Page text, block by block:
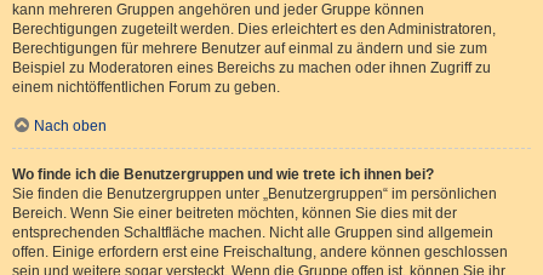
kann mehreren Gruppen angehören und jeder Gruppe können
Berechtigungen zugeteilt werden. Dies erleichtert es den Administratoren,
Berechtigungen für mehrere Benutzer auf einmal zu ändern und sie zum
Beispiel zu Moderatoren eines Bereichs zu machen oder ihnen Zugriff zu
einem nichtöffentlichen Forum zu geben.
Nach oben
Wo finde ich die Benutzergruppen und wie trete ich ihnen bei?
Sie finden die Benutzergruppen unter „Benutzergruppen“ im persönlichen
Bereich. Wenn Sie einer beitreten möchten, können Sie dies mit der
entsprechenden Schaltfläche machen. Nicht alle Gruppen sind allgemein
offen. Einige erfordern erst eine Freischaltung, andere können geschlossen
sein und weitere sogar versteckt. Wenn die Gruppe offen ist, können Sie ihr